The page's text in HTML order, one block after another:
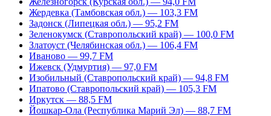
Жердевка (Тамбовская обл.) — 103,3 FM
Задонск (Липецкая обл.) — 95,2 FM
Зеленокумск (Ставропольский край) — 100,0 FM
Златоуст (Челябинская обл.) — 106,4 FM
Иваново — 99,7 FM
Ижевск (Удмуртия) — 97,0 FM
Изобильный (Ставропольский край) — 94,8 FM
Ипатово (Ставропольский край) — 105,3 FM
Иркутск — 88,5 FM
Йошкар-Ола (Республика Марий Эл) — 88,7 FM